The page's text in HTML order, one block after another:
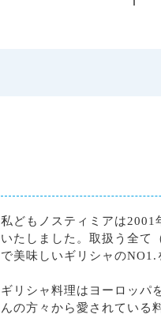
私どもノスティミアは
いたしました。取扱う全て
で美味しいギリシャのNO1.
ギリシャ料理はヨーロッパ
んの方々から愛されている